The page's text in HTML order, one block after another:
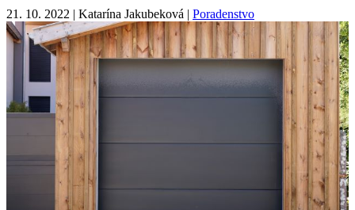
21. 10. 2022 | Katarína Jakubeková | Poradenstvo